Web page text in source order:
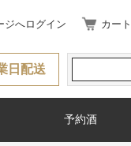
ジへログイン カー
日配送
予約酒